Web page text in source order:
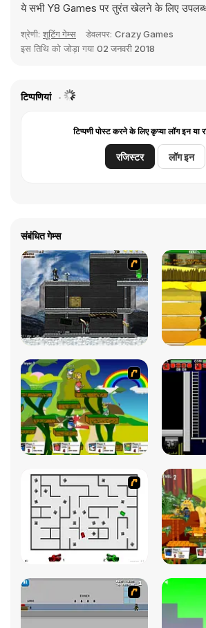
ये सभी Y8 Games पर तुरंत खेलने के लिए
श्रेणी: शूटिंग गेम्स डेवलपर: Crazy Games
इस तिथि को जोड़ा गया 02 जनवरी 2018
टिप्पणियां
टिप्पणी पोस्ट करने के लिए कृप्या लॉग इन या
रजिस्टर लॉग इन
संबंधित गेम्स